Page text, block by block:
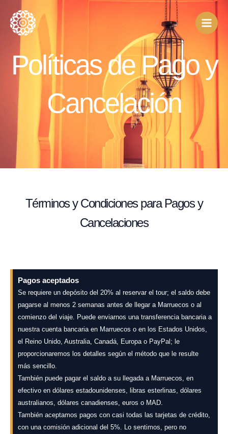
contenido
Políticas de Pago y
Cancelación
Términos y Condiciones para Pagos y
Cancelaciones
Pagos aceptados
Se requiere un depósito del 20% al reservar el tour; el saldo debe
pagarse al menos 2 semanas antes de llegar a Marruecos o al
comienzo del viaje. Puede enviarnos una transferencia bancaria a
nuestra cuenta bancaria en Marruecos o en los Estados Unidos,
el Reino Unido, Australia, Canadá, Europa o PayPal; le
proporcionaremos los detalles según el método que le resulte
más sencillo.
También puede pagar el saldo a su llegada a Marruecos, en
efectivo en dólares estadounidenses, libras esterlinas, dólares
australianos, dólares canadienses, euros o MAD.
También aceptamos pagos con casi todas las tarjetas de crédito,
con una comisión adicional del 5%. Lo sentimos, pero no